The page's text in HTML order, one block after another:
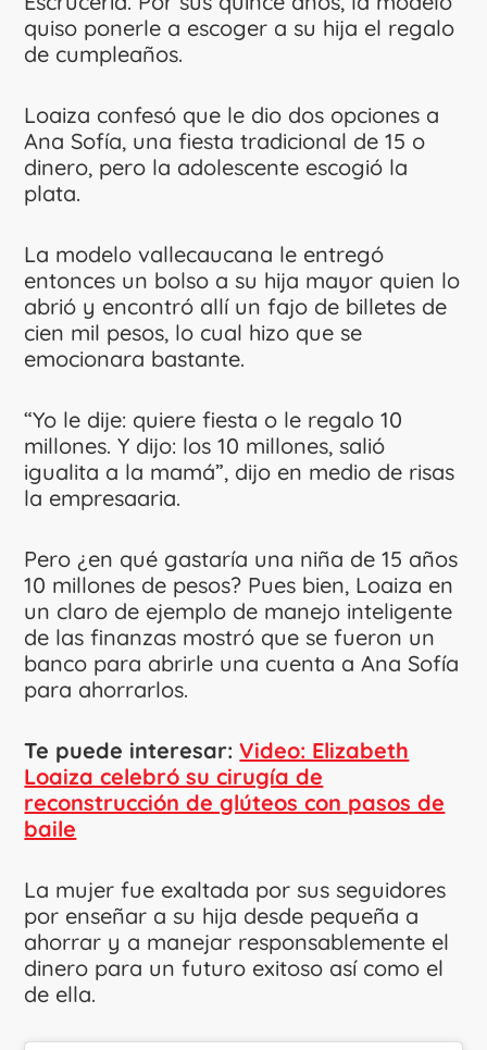
quiso ponerle a escoger a su hija el regalo
de cumpleaños.
Loaiza confesó que le dio dos opciones a
Ana Sofía, una fiesta tradicional de 15 o
dinero, pero la adolescente escogió la
plata.
La modelo vallecaucana le entregó
entonces un bolso a su hija mayor quien lo
abrió y encontró allí un fajo de billetes de
cien mil pesos, lo cual hizo que se
emocionara bastante.
“Yo le dije: quiere fiesta o le regalo 10
millones. Y dijo: los 10 millones, salió
igualita a la mamá”, dijo en medio de risas
la empresaaria.
Pero ¿en qué gastaría una niña de 15 años
10 millones de pesos? Pues bien, Loaiza en
un claro de ejemplo de manejo inteligente
de las finanzas mostró que se fueron un
banco para abrirle una cuenta a Ana Sofía
para ahorrarlos.
Te puede interesar:Video: Elizabeth
Loaiza celebró su cirugía de
reconstrucción de glúteos con pasos de
baile
La mujer fue exaltada por sus seguidores
por enseñar a su hija desde pequeña a
ahorrar y a manejar responsablemente el
dinero para un futuro exitoso así como el
de ella.